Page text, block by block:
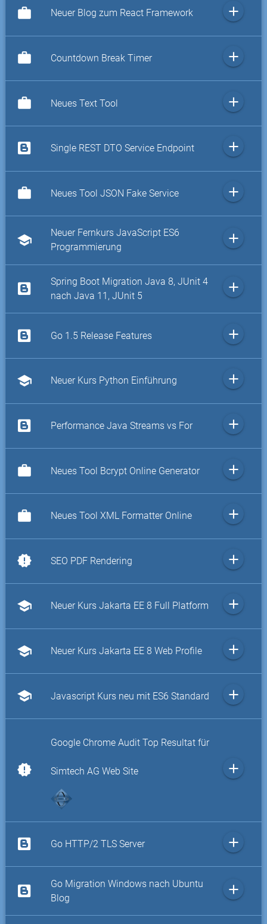
work Neuer Blog zum React Framework add
work Countdown Break Timer add
work Neues Text Tool add
Single REST DTO Service Endpoint add
work Neues Tool JSON Fake Service add
school
Neuer Fernkurs JavaScript ES6
Programmierung
add
Spring Boot Migration Java 8, JUnit 4
nach Java 11, JUnit 5
add
Go 1.5 Release Features add
school Neuer Kurs Python Einführung add
Performance Java Streams vs For add
work Neues Tool Bcrypt Online Generator add
work Neues Tool XML Formatter Online add
new_releases SEO PDF Rendering add
school Neuer Kurs Jakarta EE 8 Full Platform add
school Neuer Kurs Jakarta EE 8 Web Profile add
school Javascript Kurs neu mit ES6 Standard add
new_releases
Google Chrome Audit Top Resultat für
Simtech AG Web Site add
Go HTTP/2 TLS Server add
Go Migration Windows nach Ubuntu
Blog
add